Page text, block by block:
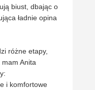
biust, dbając o
ładnie opina
różne etapy,
Anita
i komfortowe